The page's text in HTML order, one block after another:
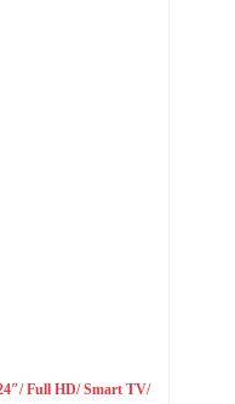
Full HD/ Smart TV/